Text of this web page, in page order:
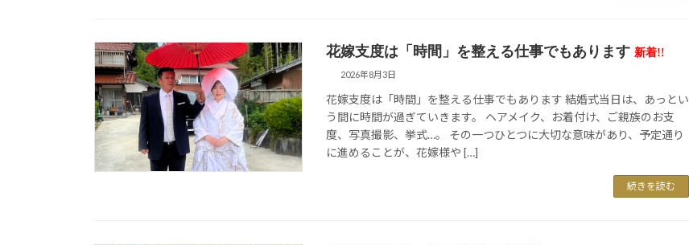
花嫁支度は「時間」を整える仕事でもあります 新着!!
2026年8月3日
花嫁支度は「時間」を整える仕事でもあります 結婚式当日は、あっとい
う間に時間が過ぎていきます。 ヘアメイク、お着付け、ご親族のお支
度、写真撮影、挙式…。 その一つひとつに大切な意味があり、予定通り
に進めることが、花嫁様や […]
続きを読む